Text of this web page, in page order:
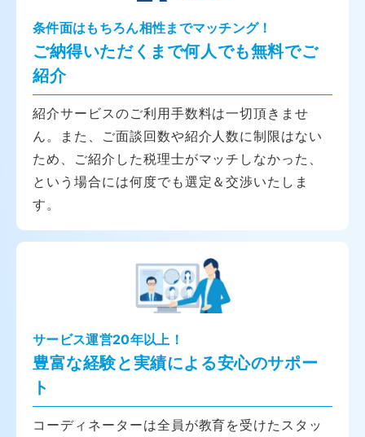
条件面はもちろん相性までマッチング！
ご納得いただくまで何人でも無料でご
紹介
紹介サービスのご利用手数料は一切頂きませ
ん。また、ご面談回数や紹介人数に制限はない
ため、ご紹介した税理士がマッチしなかった、
という場合には何度でも選定＆交渉いたしま
す。
サービス運営20年以上！
豊富な経験と実績による安心のサポー
ト
コーディネーターは全員が教育を受けたスタッ